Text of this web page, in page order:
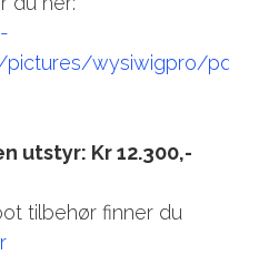
wysiwigpro/pdf/
utstyr: Kr 12.300,-
tilbehør finner du